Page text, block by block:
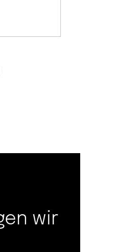
wir